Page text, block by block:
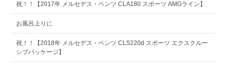
祝！！【2017年 メルセデス・ベンツ CLA180 スポーツ AMGライン】
お風呂上りに
祝！！【2018年 メルセデス・ベンツ CLS220d スポーツ エクスクルー
シブパッケージ】